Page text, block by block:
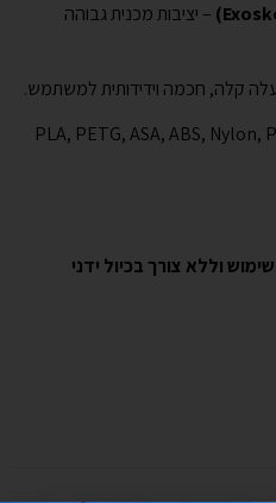
– יציבות מכנית גבוהה
קלה, חכמה וידידותית למשתמש.
– PLA, PETG, ASA, ABS, Nylon,
וללא צורך בכיול ידני